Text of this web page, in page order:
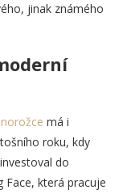
jinak známého
má i
roku, kdy
do
Face, která pracuje